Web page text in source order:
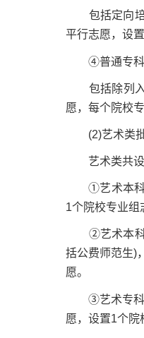
包括定向培
平行志愿，设
④普通专科(
包括除列入
愿，每个院校
(2)艺术类批
艺术类共设
①艺术本科提
1个院校专业组
②艺术本科批
括公费师范生)
愿。
③艺术专科(
愿，设置1个院